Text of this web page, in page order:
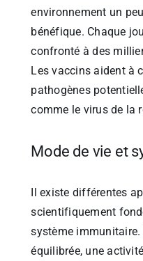
environnement un
bénéfique. Chaque
confronté à des
Les vaccins aident à
pathogènes
comme le virus de la
Mode de vie et
Il existe différentes
scientifiquement
système
équilibrée, une